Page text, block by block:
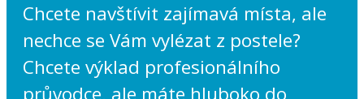
Chcete navštívit zajímavá místa, ale
nechce se Vám vylézat z postele?
Chcete výklad profesionálního